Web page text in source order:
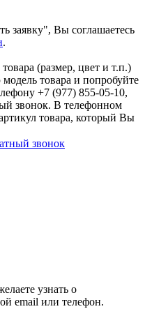
заявку", Вы соглашаетесь
.
(размер, цвет и т.п.)
товара и попробуйте
+7 (977) 855-05-10,
звонок. В телефонном
товара, который Вы
звонок
узнать о
email или телефон.